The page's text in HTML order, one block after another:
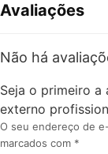
Avaliações
Não há
Seja o primeiro a
externo
O seu endereço de
marcados com *